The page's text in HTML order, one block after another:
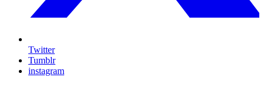
Twitter
Tumblr
instagram